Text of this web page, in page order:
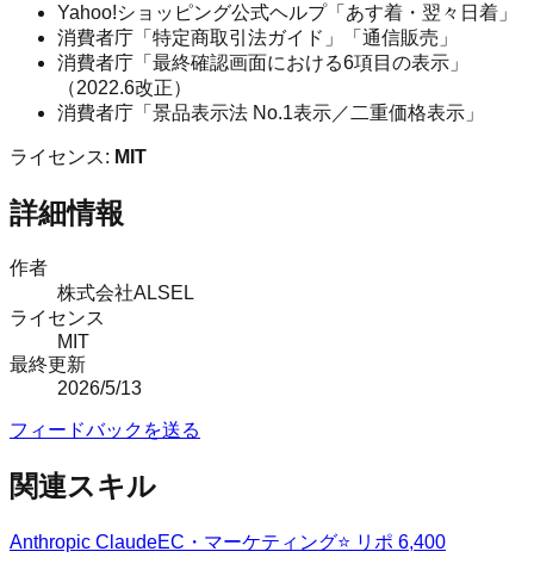
Yahoo!ショッピング公式ヘルプ「あす着・翌々日着」
消費者庁「特定商取引法ガイド」「通信販売」
消費者庁「最終確認画面における6項目の表示」
（2022.6改正）
消費者庁「景品表示法 No.1表示／二重価格表示」
ライセンス: MIT
詳細情報
作者
株式会社ALSEL
ライセンス
MIT
最終更新
2026/5/13
フィードバックを送る
関連スキル
Anthropic ClaudeEC・マーケティング⭐ リポ 6,400